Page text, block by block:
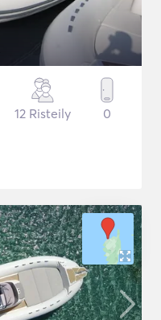
12 Risteily 0